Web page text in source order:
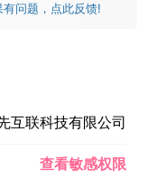
有问题，点此反馈!
互联科技有限公司
查看敏感权限